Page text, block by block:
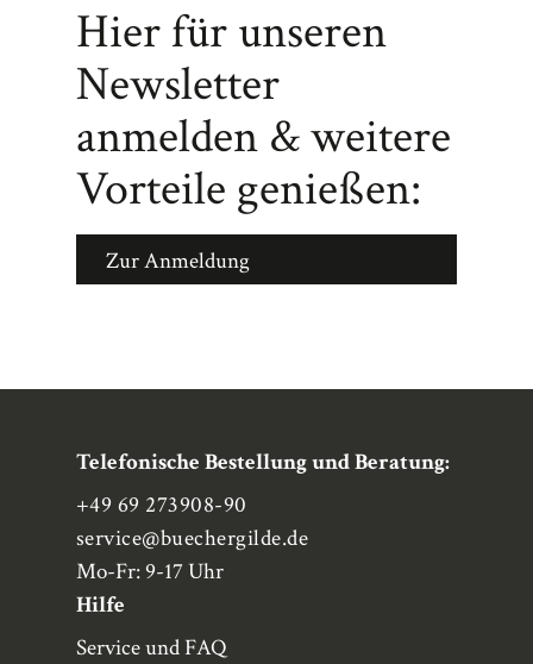
Hier für unseren
Newsletter
anmelden & weitere
Vorteile genießen:
Zur Anmeldung
Telefonische Bestellung und Beratung:
+49 69 273908-90
service@buechergilde.de
Mo-Fr: 9-17 Uhr
Hilfe
Service und FAQ